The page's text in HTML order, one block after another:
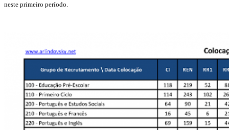
neste primeiro período.